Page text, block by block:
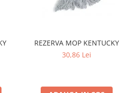
REZERVA MOP KENTUCKY
30,86 Lei